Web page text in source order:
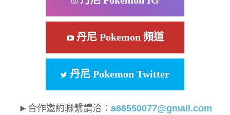
丹尼 Pokemon 頻道
丹尼 Pokemon Twitter
►合作邀約聯繫請洽： a66550077@gmail.com